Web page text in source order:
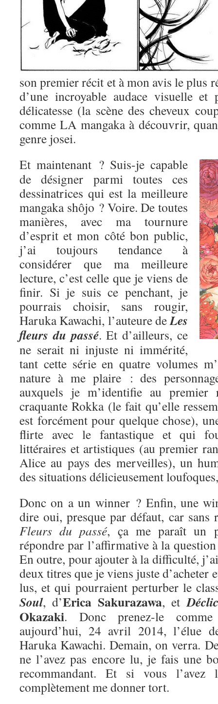
son premier récit et à mon avis le plus
d’une incroyable audace visuelle et
délicatesse (la scène des cheveux
comme LA mangaka à découvrir,
genre josei.
Et maintenant ? Suis-je capable
de désigner parmi toutes ces
dessinatrices qui est la meilleure
mangaka shôjo ? Voire. De toutes
manières, avec ma tournure
d’esprit et mon côté bon public,
j’ai toujours tendance à
considérer que ma meilleure
lecture, c’est celle que je viens de
finir. Si je suis ce penchant, je
pourrais choisir, sans rougir,
Haruka Kawachi, l’auteure deLes
fleurs du passé. Et d’ailleurs, ce
ne serait ni injuste ni immérité,
tant cette série en quatre volumes
nature à me plaire : des
auxquels je m’identifie au premier
craquante Rokka (le fait qu’elle
est forcément pour quelque chose),
flirte avec le fantastique et qui
littéraires et artistiques (au premier
Alice au pays des merveilles), un
des situations délicieusement
Donc on a un winner ? Enfin, une
dire oui, presque par défaut, car sans
Fleurs du passé, ça me paraît un
répondre par l’affirmative à la
En outre, pour ajouter à la difficulté,
deux titres que je viens juste d’acheter
lus, et qui pourraient perturber le
Soul, d’Erica Sakurazawa, et
Okazaki. Donc prenez-le
aujourd’hui, 24 avril 2014, l’élue
Haruka Kawachi. Demain, on verra.
ne l’avez pas encore lu, je fais une
recommandant. Et si vous l’avez
complètement me donner tort.